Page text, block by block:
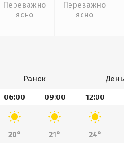
Переважно
ясно
Переважно
ясно
Ранок День
06:00 09:00 12:00
20° 21° 24°